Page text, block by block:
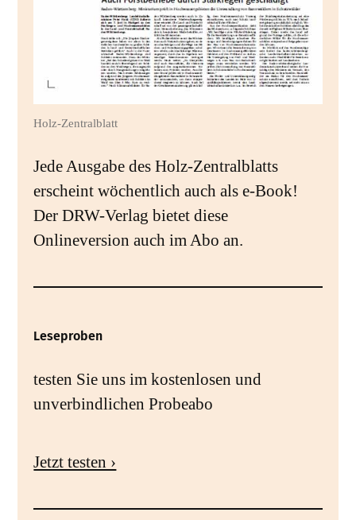
Holz-Zentralblatt
Jede Ausgabe des Holz-Zentralblatts
erscheint wöchentlich auch als e-Book!
Der DRW-Verlag bietet diese
Onlineversion auch im Abo an.
Leseproben
testen Sie uns im kostenlosen und
unverbindlichen Probeabo
Jetzt testen ›